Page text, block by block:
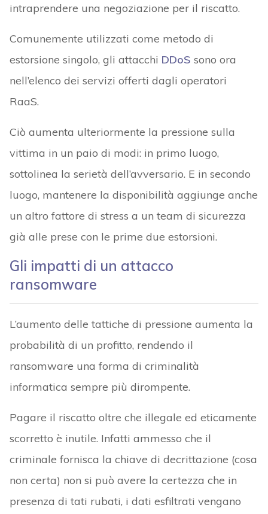
intraprendere una negoziazione per il riscatto.
Comunemente utilizzati come metodo di
estorsione singolo, gli attacchi DDoS sono ora
nell’elenco dei servizi offerti dagli operatori
RaaS.
Ciò aumenta ulteriormente la pressione sulla
vittima in un paio di modi: in primo luogo,
sottolinea la serietà dell’avversario. E in secondo
luogo, mantenere la disponibilità aggiunge anche
un altro fattore di stress a un team di sicurezza
già alle prese con le prime due estorsioni.
Gli impatti di un attacco
ransomware
L’aumento delle tattiche di pressione aumenta la
probabilità di un profitto, rendendo il
ransomware una forma di criminalità
informatica sempre più dirompente.
Pagare il riscatto oltre che illegale ed eticamente
scorretto è inutile. Infatti ammesso che il
criminale fornisca la chiave di decrittazione (cosa
non certa) non si può avere la certezza che in
presenza di tati rubati, i dati esfiltrati vengano